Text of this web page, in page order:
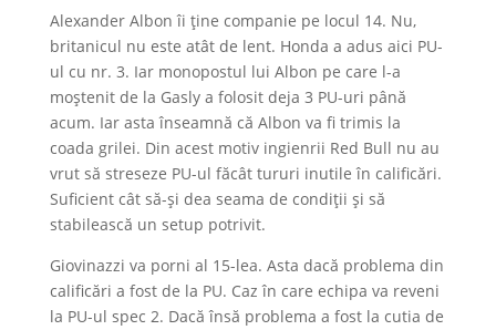
Alexander Albon îi ține companie pe locul 14. Nu,
britanicul nu este atât de lent. Honda a adus aici PU-
ul cu nr. 3. Iar monopostul lui Albon pe care l-a
moștenit de la Gasly a folosit deja 3 PU-uri până
acum. Iar asta înseamnă că Albon va fi trimis la
coada grilei. Din acest motiv ingienrii Red Bull nu au
vrut să streseze PU-ul făcât tururi inutile în calificări.
Suficient cât să-și dea seama de condiții și să
stabilească un setup potrivit.
Giovinazzi va porni al 15-lea. Asta dacă problema din
calificări a fost de la PU. Caz în care echipa va reveni
la PU-ul spec 2. Dacă însă problema a fost la cutia de